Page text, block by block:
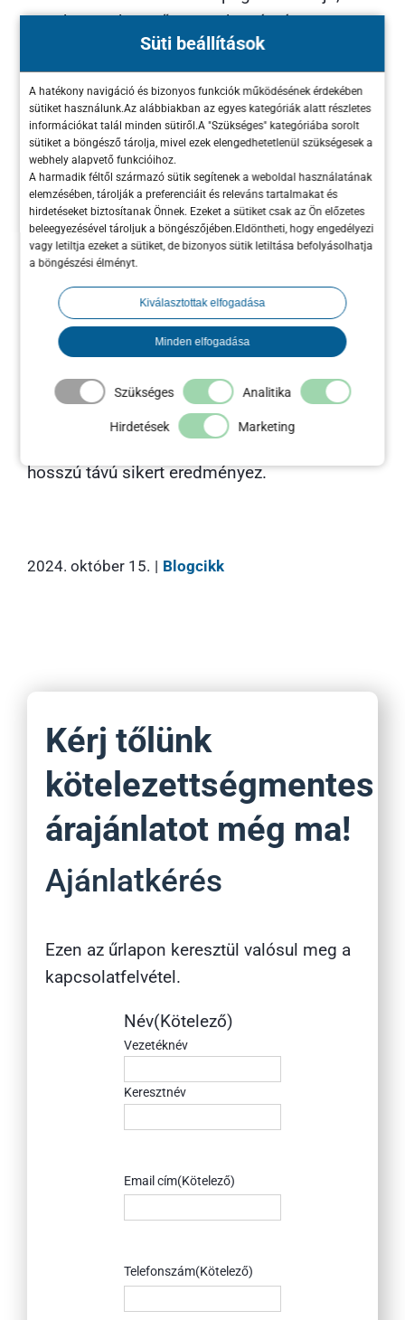
Süti beállítások
A hatékony navigáció és bizonyos funkciók működésének érdekében
sütiket használunk.Az alábbiakban az egyes kategóriák alatt részletes
információkat talál minden sütiről.A "Szükséges" kategóriába sorolt
sütiket a böngésző tárolja, mivel ezek elengedhetetlenül szükségesek a
webhely alapvető funkcióihoz.
A harmadik féltől származó sütik segítenek a weboldal használatának
elemzésében, tárolják a preferenciáit és releváns tartalmakat és
hirdetéseket biztosítanak Önnek. Ezeket a sütiket csak az Ön előzetes
beleegyezésével tároljuk a böngészőjében.Eldöntheti, hogy engedélyezi
vagy letiltja ezeket a sütiket, de bizonyos sütik letiltása befolyásolhatja
a böngészési élményt.
Kiválasztottak elfogadása
Minden elfogadása
Szükséges Analitika
Hirdetések Marketing
hogy a keresőmotorok számára
egyértelműen kiderüljön, miről szól az
oldal, és hogy relevánsnak találják azt a
felhasználók keresései szempontjából.
Az off-page SEO a weboldal hitelességét
és népszerűségét növeli külső tényezők
által, például más webhelyekről
származó minőségi linkek segítségével.
A keresőmotorok a linkeket
„ajánlásként” értelmezik, ami pozitívan
befolyásolhatja az oldal helyezését.
A SEO folyamatos optimalizálást igényel,
hiszen a keresőmotorok algoritmusai
rendszeresen változnak. A jól kivitelezett SEO
stratégia hozzájárul a weboldalak jobb
láthatóságához, így nagyobb forgalmat és
hosszú távú sikert eredményez.
2024. október 15. | Blogcikk
Kérj tőlünk
kötelezettségmentes
árajánlatot még ma!
Ajánlatkérés
Ezen az űrlapon keresztül valósul meg a
kapcsolatfelvétel.
Név(Kötelező)
Vezetéknév
Keresztnév
Email cím(Kötelező)
Telefonszám(Kötelező)